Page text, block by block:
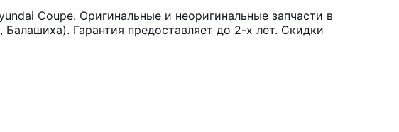
Coupe. Оригинальные и неоригинальные запчасти в
Гарантия предоставляет до 2-х лет. Скидки